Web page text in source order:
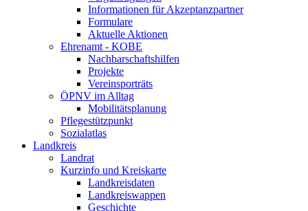
Informationen für Akzeptanzpartner
Formulare
Aktuelle Aktionen
Ehrenamt - KOBE
Nachbarschaftshilfen
Projekte
Vereinsporträts
ÖPNV im Alltag
Mobilitätsplanung
Pflegestützpunkt
Sozialatlas
Landkreis
Landrat
Kurzinfo und Kreiskarte
Landkreisdaten
Landkreiswappen
Geschichte